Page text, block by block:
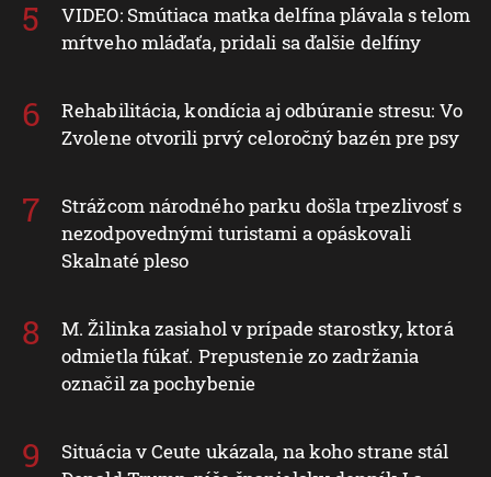
VIDEO: Smútiaca matka delfína plávala s telom
mŕtveho mláďaťa, pridali sa ďalšie delfíny
Rehabilitácia, kondícia aj odbúranie stresu: Vo
Zvolene otvorili prvý celoročný bazén pre psy
Strážcom národného parku došla trpezlivosť s
nezodpovednými turistami a opáskovali
Skalnaté pleso
M. Žilinka zasiahol v prípade starostky, ktorá
odmietla fúkať. Prepustenie zo zadržania
označil za pochybenie
Situácia v Ceute ukázala, na koho strane stál